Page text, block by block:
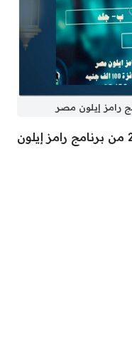
فيما يخص إجابة سؤال الحلقة 22 من برنامج رامز إيلون